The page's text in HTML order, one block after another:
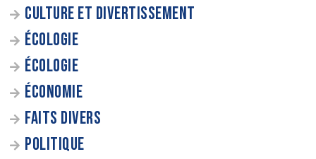
CULTURE ET DIVERTISSEMENT
ÉCOLOGIE
ÉCOLOGIE
ÉCONOMIE
FAITS DIVERS
POLITIQUE